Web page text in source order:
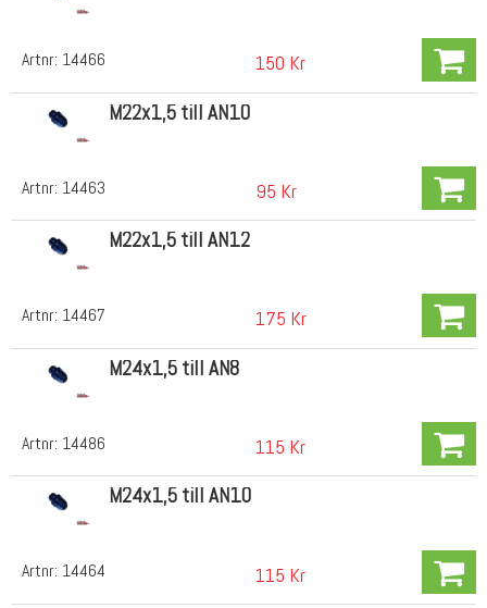
Artnr: 14466 150 Kr
Artnr: 14463
M22x1,5 till AN10
95 Kr
Artnr: 14467
M22x1,5 till AN12
175 Kr
Artnr: 14486
M24x1,5 till AN8
115 Kr
Artnr: 14464
M24x1,5 till AN10
115 Kr